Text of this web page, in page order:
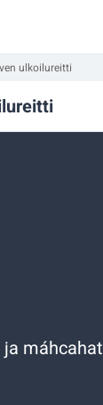
ulkoilureitti
máhcahat